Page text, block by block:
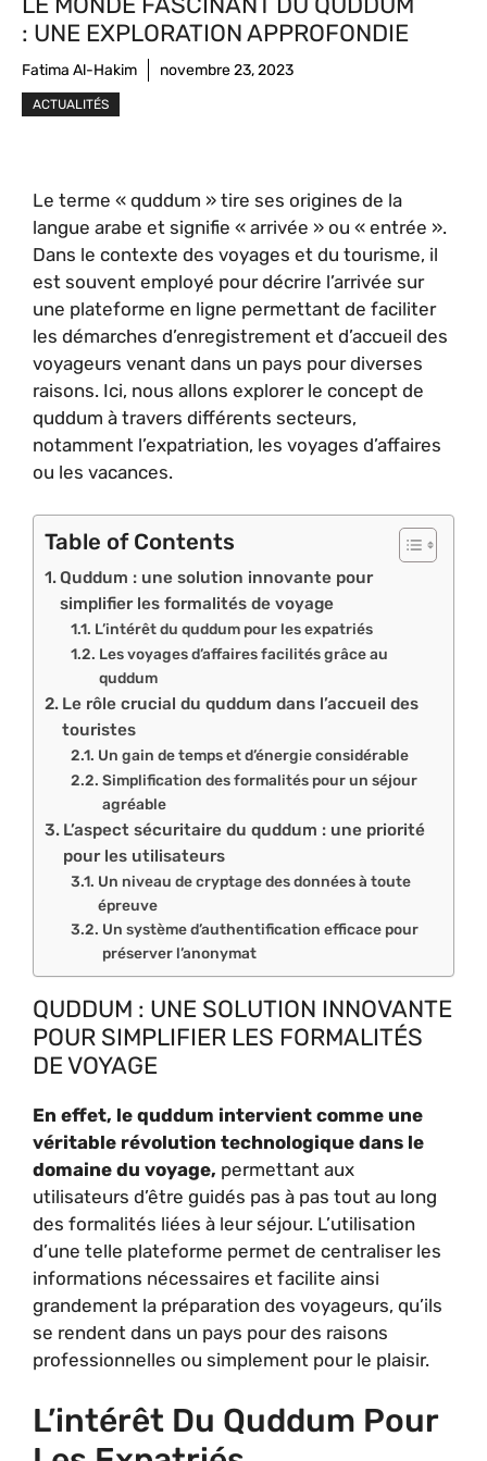
: UNE EXPLORATION APPROFONDIE
Fatima Al-Hakim novembre 23, 2023
ACTUALITÉS
Le terme « quddum » tire ses origines de la
langue arabe et signifie « arrivée » ou « entrée ».
Dans le contexte des voyages et du tourisme, il
est souvent employé pour décrire l’arrivée sur
une plateforme en ligne permettant de faciliter
les démarches d’enregistrement et d’accueil des
voyageurs venant dans un pays pour diverses
raisons. Ici, nous allons explorer le concept de
quddum à travers différents secteurs,
notamment l’expatriation, les voyages d’affaires
ou les vacances.
Table of Contents
Quddum : une solution innovante pour
simplifier les formalités de voyage
L’intérêt du quddum pour les expatriés
Les voyages d’affaires facilités grâce au
quddum
Le rôle crucial du quddum dans l’accueil des
touristes
Un gain de temps et d’énergie considérable
Simplification des formalités pour un séjour
agréable
L’aspect sécuritaire du quddum : une priorité
pour les utilisateurs
Un niveau de cryptage des données à toute
épreuve
Un système d’authentification efficace pour
préserver l’anonymat
QUDDUM : UNE SOLUTION INNOVANTE
POUR SIMPLIFIER LES FORMALITÉS
DE VOYAGE
En effet, le quddum intervient comme une
véritable révolution technologique dans le
domaine du voyage, permettant aux
utilisateurs d’être guidés pas à pas tout au long
des formalités liées à leur séjour. L’utilisation
d’une telle plateforme permet de centraliser les
informations nécessaires et facilite ainsi
grandement la préparation des voyageurs, qu’ils
se rendent dans un pays pour des raisons
professionnelles ou simplement pour le plaisir.
L’intérêt Du Quddum Pour